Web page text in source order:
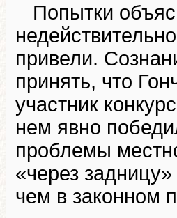
Попытки
привели.
принять, что
участник
нем явно
проблемы
«через
чем в законном